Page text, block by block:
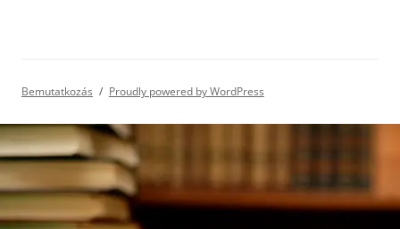
Bemutatkozás Proudly powered by WordPress